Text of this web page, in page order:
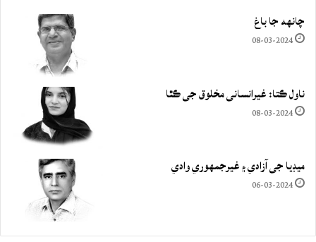
چانهه جا باغ
08-03-2024
ناول ڪتا: غيرانساني مخلوق جي ڪٿا
08-03-2024
ميڊيا جي آزادي ۽ غيرجمھوري وادي
06-03-2024